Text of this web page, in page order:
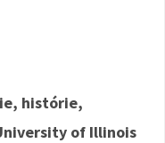
histórie,
of Illinois